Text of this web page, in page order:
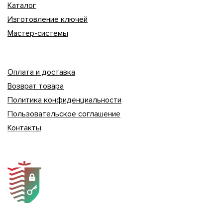
Каталог
Изготовление ключей
Мастер-системы
Оплата и доставка
Возврат товара
Политика конфиденциальности
Пользовательское соглашение
Контакты